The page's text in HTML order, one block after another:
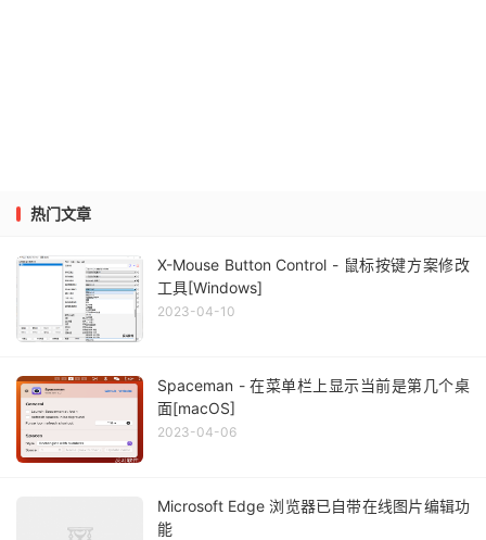
热门文章
X-Mouse Button Control - 鼠标按键方案修改
工具[Windows]
2023-04-10
Spaceman - 在菜单栏上显示当前是第几个桌
面[macOS]
2023-04-06
Microsoft Edge 浏览器已自带在线图片编辑功
能